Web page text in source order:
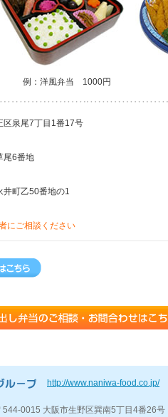
例：洋風弁当 1000円
泉尾7丁目1番17号
6番地
町乙50番地の1
にご相談ください
http://www.naniwa-food.co.jp/
544-0015 大阪市生野区巽南5丁目4番26号